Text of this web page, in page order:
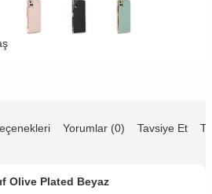
Yorumlar (0) Tavsiye Et
Olive Plated Beyaz